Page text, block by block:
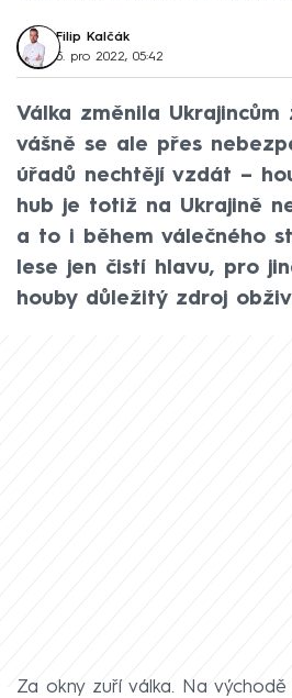
Filip Kalčák
5. pro 2022, 05:42
Válka změnila Ukrajincům
vášně se ale přes
úřadů nechtějí vzdát –
hub je totiž na Ukrajině
a to i během válečného
lese jen čistí hlavu, pro
houby důležitý zdroj
Za okny zuří válka. Na